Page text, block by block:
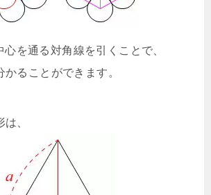
を通る対角線を引くことで、
かることができます。
、